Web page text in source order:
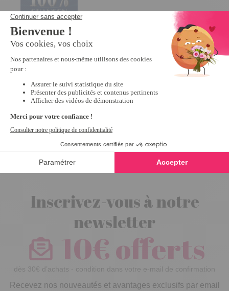
chanson
100% chanson
francaise4 cd
100% chanson
francaise
Inscrivez-vous à notre
newsletter
10€ offerts
dès 30€ d’achats - condition dans votre e-mail de confirmation
Recevez nos nouveautés et avantages exclusifs par email